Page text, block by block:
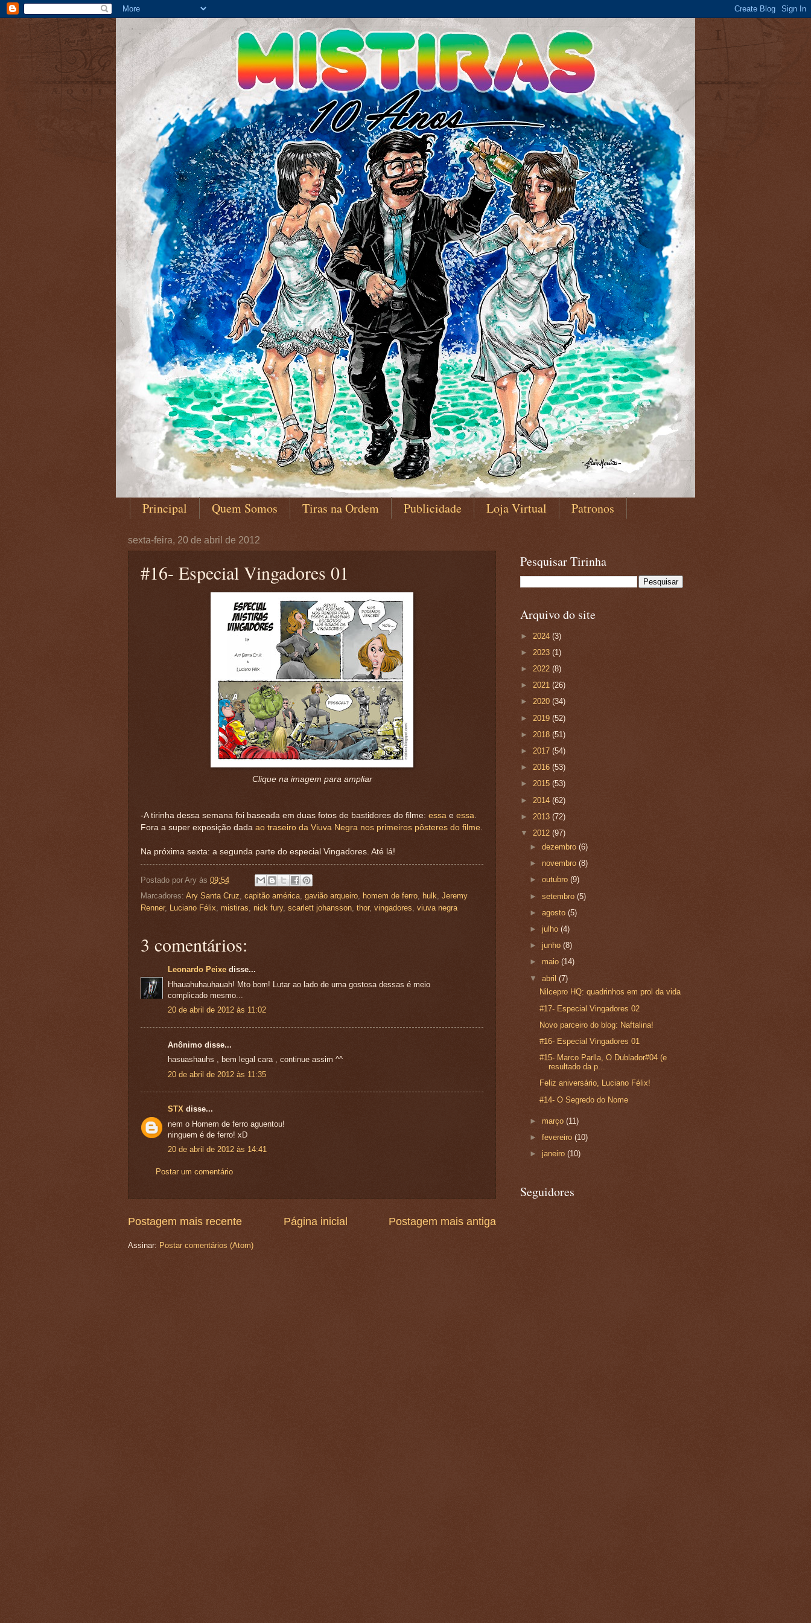
Principal Quem Somos Tiras na Ordem Publicidade Loja Virtual Patronos
sexta-feira, 20 de abril de 2012
#16- Especial Vingadores 01
Clique na imagem para ampliar
-A tirinha dessa semana foi baseada em duas fotos de bastidores do filme: essa e essa
Fora a super exposição dada ao traseiro da Viuva Negra nos primeiros pôsteres do filme
Na próxima sexta: a segunda parte do especial Vingadores. Até lá!
Postado por Ary às 09:54
Marcadores: Ary Santa Cruz, capitão américa, gavião arqueiro, homem de ferro, hulk, Jeremy
Renner, Luciano Félix, mistiras, nick fury, scarlett johansson, thor, vingadores, viuva negra
3 comentários:
Leonardo Peixe disse...
Hhauahuhauhauah! Mto bom! Lutar ao lado de uma gostosa dessas é meio
complicado mesmo...
20 de abril de 2012 às 11:02
Anônimo disse...
hasuashauhs , bem legal cara , continue assim ^^
20 de abril de 2012 às 11:35
STX disse...
nem o Homem de ferro aguentou!
ninguem é de ferro! xD
20 de abril de 2012 às 14:41
Postar um comentário
Postagem mais recente Postagem mais antiga
Página inicial
Assinar: Postar comentários (Atom)
Pesquisar Tirinha
Arquivo do site
► 2024 (3)
► 2023 (1)
► 2022 (8)
► 2021 (26)
► 2020 (34)
► 2019 (52)
► 2018 (51)
► 2017 (54)
► 2016 (53)
► 2015 (53)
► 2014 (62)
► 2013 (72)
▼ 2012 (97)
►dezembro(6)
►novembro(8)
►outubro(9)
►setembro(5)
►agosto(5)
► julho(4)
► junho(8)
► maio(14)
▼abril(7)
Nilcepro HQ: quadrinhos em prol da vida
#17- Especial Vingadores 02
Novo parceiro do blog: Naftalina!
#16- Especial Vingadores 01
#15- Marco Parlla, O Dublador#04 (e
resultado da p...
Feliz aniversário, Luciano Félix!
#14- O Segredo do Nome
► março(11)
►fevereiro(10)
► janeiro(10)
Seguidores